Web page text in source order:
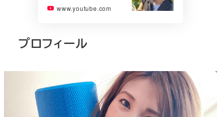
www.youtube.com
プロフィール